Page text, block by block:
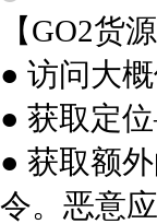
【GO2货
● 访问大
● 获取定
● 获取额
令。恶意